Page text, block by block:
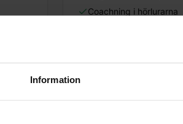
Information
Coachning i hörlurarna